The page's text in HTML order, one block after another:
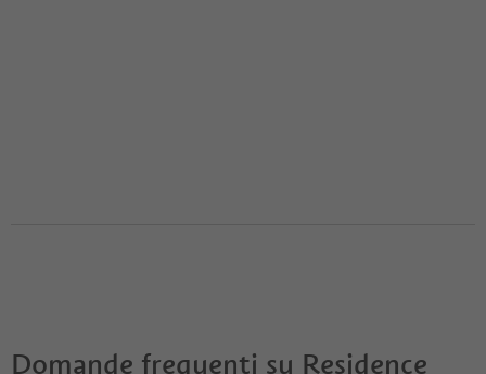
Domande frequenti su Residence